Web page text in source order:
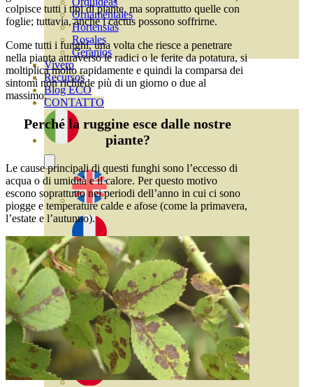
Ornamentales
Hortensias
Rosales
Geranios
Vivero
Recursos
Blog ECO
CONTATTO
colpisce tutti i tipi di piante, ma soprattutto quelle con
foglie; tuttavia, anche i cactus possono soffrirne.
Come tutti i funghi, una volta che riesce a penetrare
nella pianta attraverso le radici o le ferite da potatura, si
moltiplica molto rapidamente e quindi la comparsa dei
sintomi non richiede più di un giorno o due al
massimo.
Perché la ruggine esce dalle nostre
piante?
Le cause principali di questi funghi sono l’eccesso di
acqua o di umidità e il calore. Per questo motivo
escono soprattutto nei periodi dell’anno in cui ci sono
piogge e temperature calde e afose (come la primavera,
l’estate e l’autunno).